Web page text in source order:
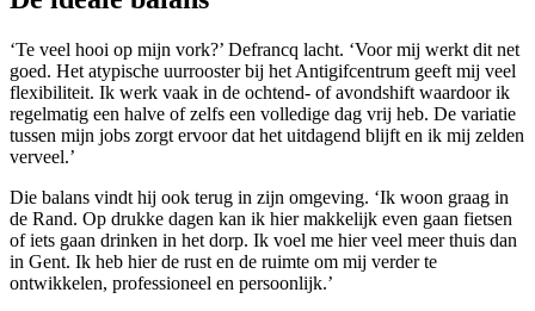
‘Te veel hooi op mijn vork?’ Defrancq lacht. ‘Voor mij werkt dit net
goed. Het atypische uurrooster bij het Antigifcentrum geeft mij veel
flexibiliteit. Ik werk vaak in de ochtend- of avondshift waardoor ik
regelmatig een halve of zelfs een volledige dag vrij heb. De variatie
tussen mijn jobs zorgt ervoor dat het uitdagend blijft en ik mij zelden
verveel.’
Die balans vindt hij ook terug in zijn omgeving. ‘Ik woon graag in
de Rand. Op drukke dagen kan ik hier makkelijk even gaan fietsen
of iets gaan drinken in het dorp. Ik voel me hier veel meer thuis dan
in Gent. Ik heb hier de rust en de ruimte om mij verder te
ontwikkelen, professioneel en persoonlijk.’